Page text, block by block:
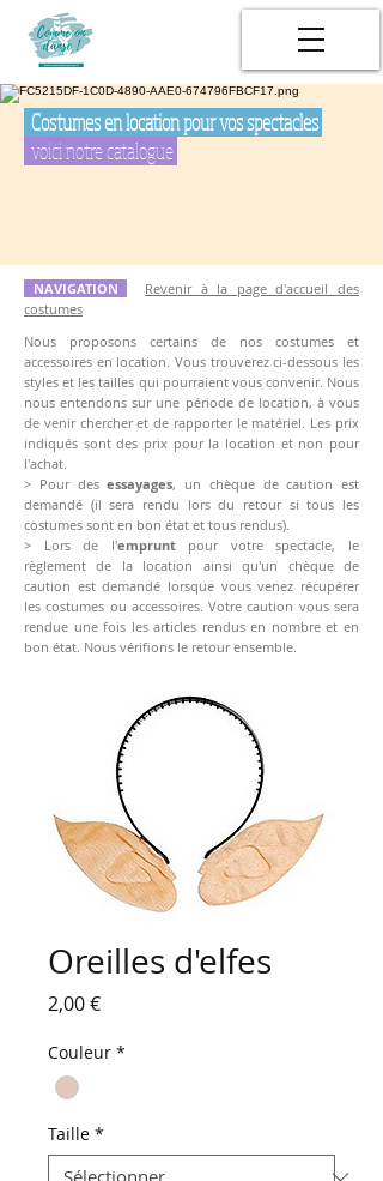
Costumes en location pour vos spectacles
voici notre catalogue
NAVIGATION
Revenir à la page d'accueil des
costumes
Nous proposons certains de nos costumes et
accessoires en location. Vous trouverez ci-dessous les
styles et les tailles qui pourraient vous convenir. Nous
nous entendons sur une période de location, à vous
de venir chercher et de rapporter le matériel. Les prix
indiqués sont des prix pour la location et non pour
l'achat.
> Pour desessayages, un chèque de caution est
demandé (il sera rendu lors du retour si tous les
costumes sont en bon état et tous rendus).
> Lors de l'empruntpour votre spectacle, le
règlement de la location ainsi qu'un chèque de
caution est demandé lorsque vous venez récupérer
les costumes ou accessoires. Votre caution vous sera
rendue une fois les articles rendus en nombre et en
bon état. Nous vérifions le retour ensemble.
Oreilles d'elfes
2,00 €Prix
Couleur *
Taille *